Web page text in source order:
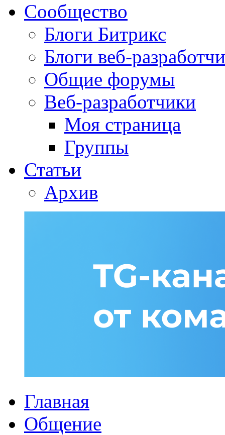
Сообщество
Блоги Битрикс
Блоги веб-
Общие форумы
Веб-разработчики
Моя страница
Группы
Статьи
Архив
Главная
Общение